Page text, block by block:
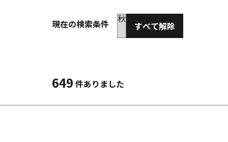
歴史・文化
お土産
春
4月
5月 8
縦
現在の検索条件 秋
すべて解除
649 件ありました